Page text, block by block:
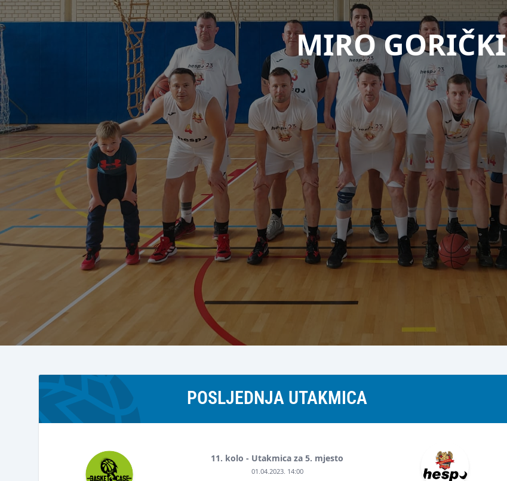
MIRO GORIČKI
POSLJEDNJA UTAKMICA
11. kolo - Utakmica za 5. mjesto
01.04.2023. 14:00